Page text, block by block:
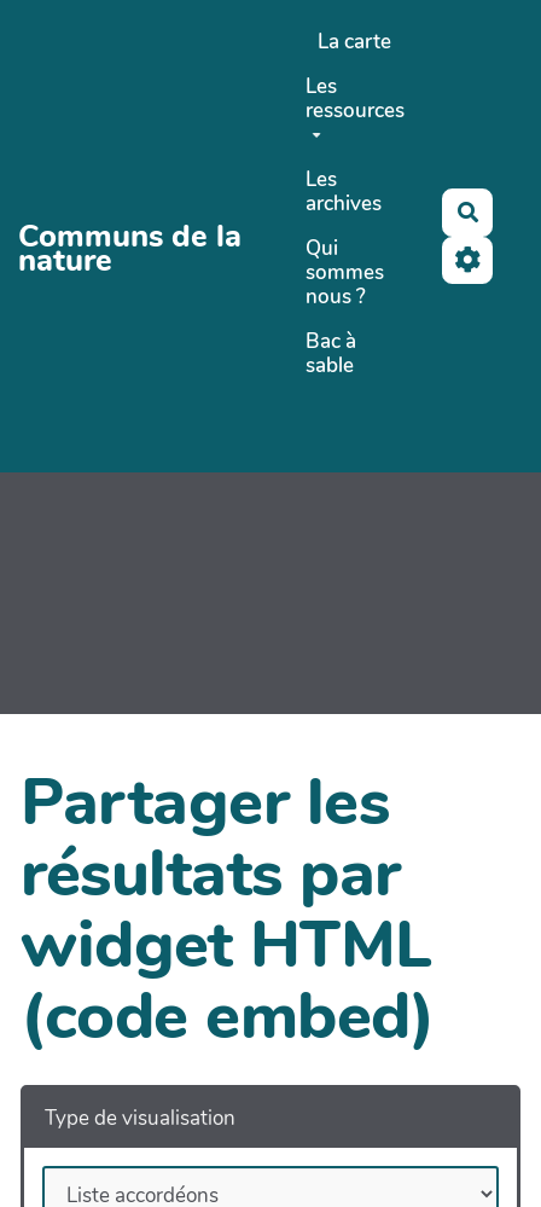
Communs de la
nature
La carte
Les
ressources
Les
archives
Qui
sommes
nous ?
Bac à
sable
Partager les
résultats par
widget HTML
(code embed)
Type de visualisation